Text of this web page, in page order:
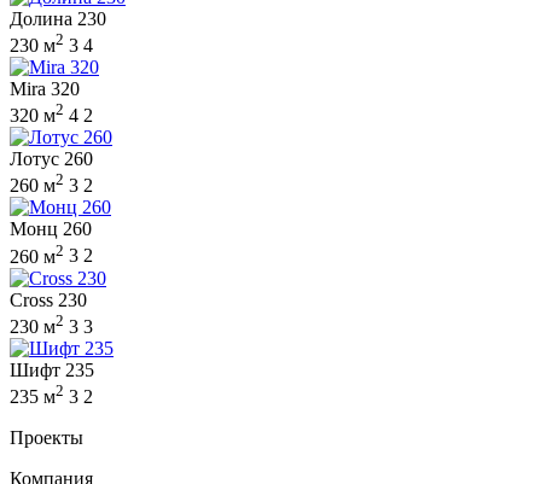
Долина 230
230 м2 3 4
Mira 320
320 м2 4 2
Лотус 260
260 м2 3 2
Монц 260
260 м2 3 2
Cross 230
230 м2 3 3
Шифт 235
235 м2 3 2
Проекты
Компания